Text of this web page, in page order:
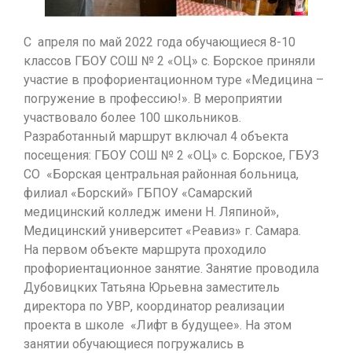
С апреля по май 2022 года обучающиеся 8-10
классов ГБОУ СОШ № 2 «ОЦ» с. Борское приняли
участие в профориентационном туре «Медицина –
погружение в профессию!». В мероприятии
участвовало более 100 школьников.
Разработанный маршрут включал 4 объекта
посещения: ГБОУ СОШ № 2 «ОЦ» с. Борское, ГБУЗ
СО «Борская центральная районная больница,
филиал «Борский» ГБПОУ «Самарский
медицинский колледж имени Н. Ляпиной»,
Медицинский университет «Реавиз» г. Самара.
На первом объекте маршрута проходило
профориентационное занятие. Занятие проводила
Дубовицких Татьяна Юрьевна заместитель
директора по УВР, координатор реализации
проекта в школе «Лифт в будущее». На этом
занятии обучающиеся погружались в